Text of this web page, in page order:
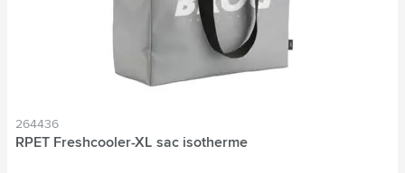
264436
RPET Freshcooler-XL sac isotherme